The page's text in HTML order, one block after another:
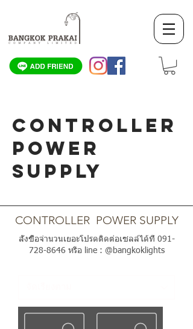
CONTROLLER
POWER
SUPPLY
CONTROLLER POWER SUPPLY
สั่งซื้อจำนวนเยอะโปรดติดต่อเซลล์ได้ที่ 091-
728-8646หรือ line : @bangkoklights